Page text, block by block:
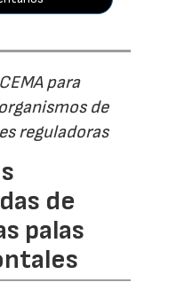
para
de
reguladoras
de
palas